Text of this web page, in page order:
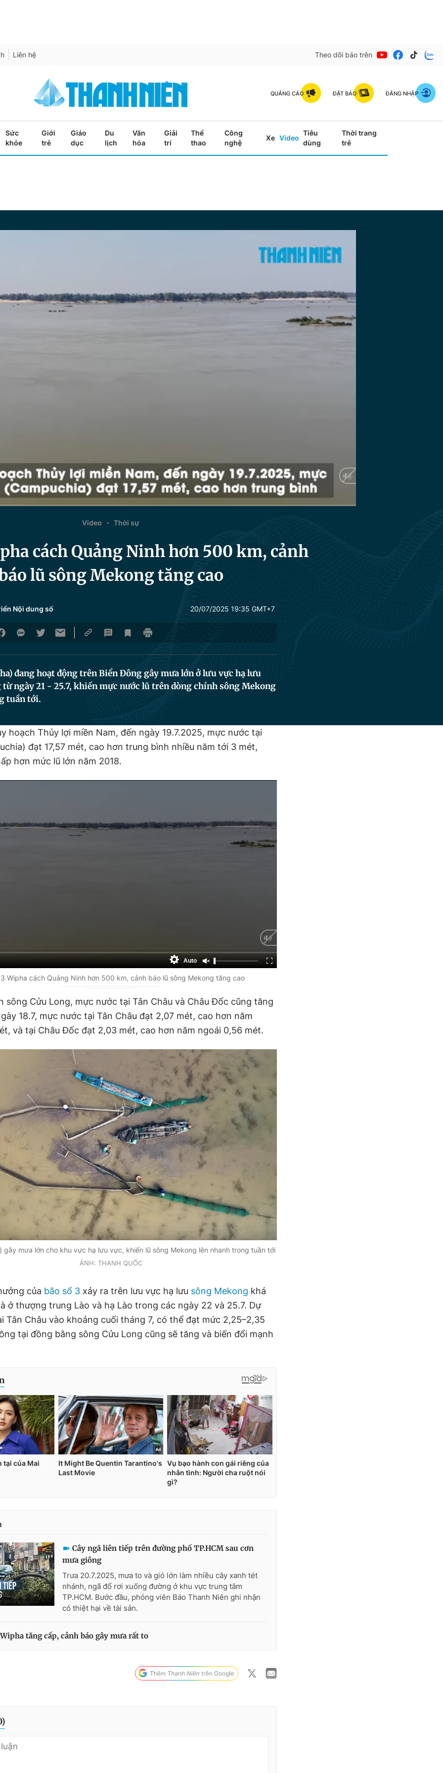
Liên hệ Theo dõi báo trên
QUẢNG CÁO ĐẶT BÁO ĐĂNG NHẬP
Sức
khỏe
Giới
trẻ
Giáo
dục
Du
lịch
Văn
hóa
Giải
trí
Thể
thao
Công
nghệ
Xe Video
Tiêu
dùng
Thời trang
trẻ
Video Thời sự
cách Quảng Ninh hơn 500 km, cảnh
lũ sông Mekong tăng cao
Nội dung số 20/07/2025 19:35 GMT+7
đang hoạt động trên Biển Đông gây mưa lớn ở lưu vực hạ lưu
ngày 21 - 25.7, khiến mực nước lũ trên dòng chính sông Mekong
tuần tới.
hoạch Thủy lợi miền Nam, đến ngày 19.7.2025, mực nước tại
đạt 17,57 mét, cao hơn trung bình nhiều năm tới 3 mét,
hơn mức lũ lớn năm 2018.
Auto
3 Wipha cách Quảng Ninh hơn 500 km, cảnh báo lũ sông Mekong tăng cao
sông Cửu Long, mực nước tại Tân Châu và Châu Đốc cũng tăng
18.7, mực nước tại Tân Châu đạt 2,07 mét, cao hơn năm
và tại Châu Đốc đạt 2,03 mét, cao hơn năm ngoái 0,56 mét.
gây mưa lớn cho khu vực hạ lưu vực, khiến lũ sông Mekong lên nhanh trong tuần tới
ẢNH: THANH QUỐC
của bão số 3 xảy ra trên lưu vực hạ lưu sông Mekong khá
ở thượng trung Lào và hạ Lào trong các ngày 22 và 25.7. Dự
Tân Châu vào khoảng cuối tháng 7, có thể đạt mức 2,25–2,35
tại đồng bằng sông Cửu Long cũng sẽ tăng và biến đổi mạnh
Cây ngã liên tiếp trên đường phố TP.HCM sau cơn
mưa giông
Trưa 20.7.2025, mưa to và gió lớn làm nhiều cây xanh tét
nhánh, ngã đổ rơi xuống đường ở khu vực trung tâm
TP.HCM. Bước đầu, phóng viên Báo Thanh Niên ghi nhận
có thiệt hại về tài sản.
tăng cấp, cảnh báo gây mưa rất to
)